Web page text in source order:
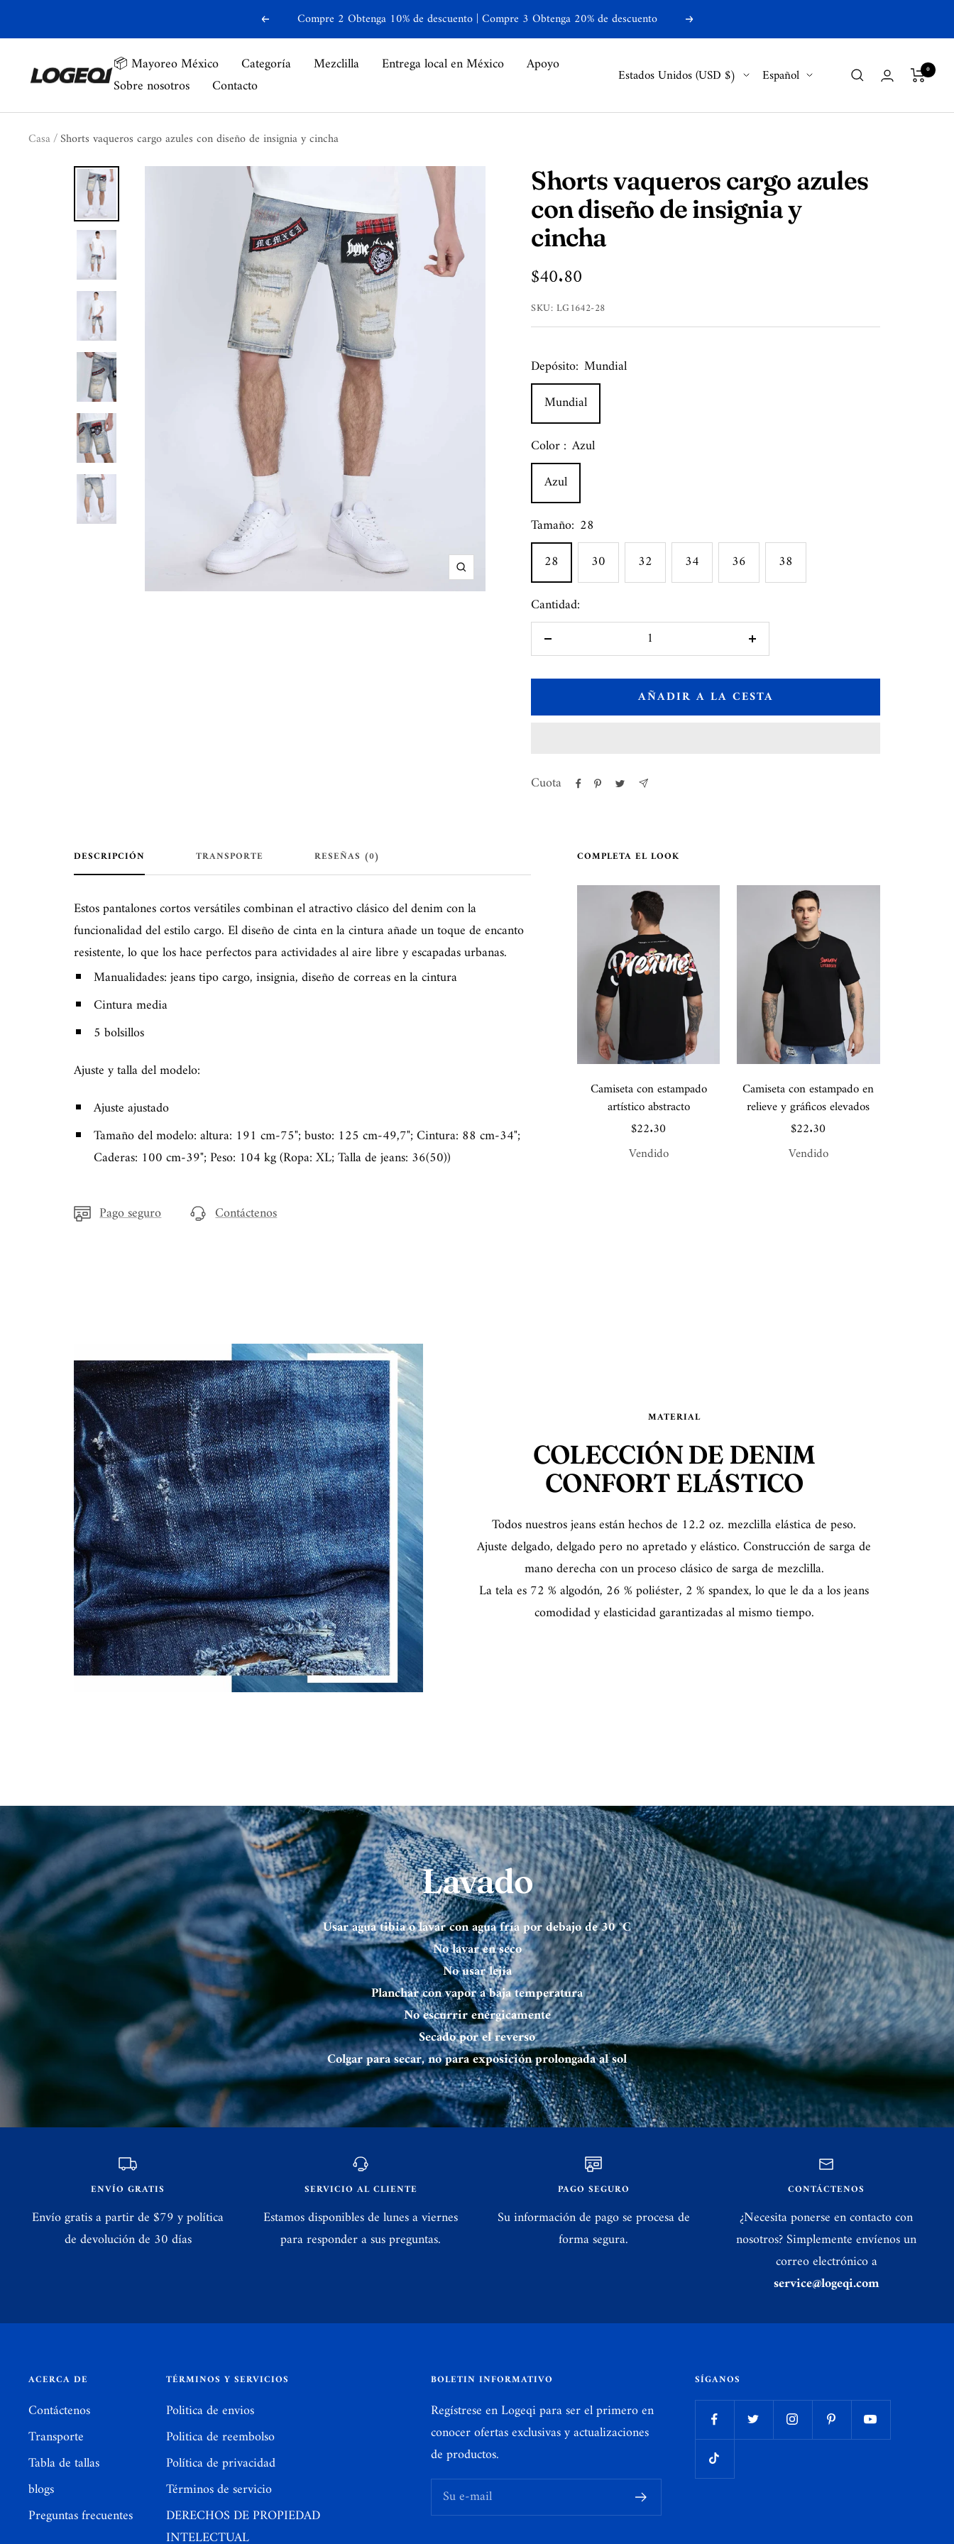
AnteriorCompre 2 Obtenga 10% de descuento | Compre 3 Obtenga 20% de descuento
Próximo
📦 Mayoreo México
Categoría Mezclilla Entrega local en México
Apoyo
Sobre nosotros
Contacto
Logeqi País/región
Estados Unidos (USD $) Idioma
Español 0
Casa Shorts vaqueros cargo azules con diseño de insignia y cincha
Zoom
Shorts vaqueros cargo azules
con diseño de insignia y
cincha
Precio
de
venta
$40.80
SKU: LG1642-28
Depósito: Mundial
Mundial
Color : Azul
Azul
Tamaño: 28
28
30 32 34 36
38
Cantidad:
Aumentar
AÑADIR A LA CESTA
Cuota
DESCRIPCIÓN TRANSPORTE RESEÑAS (0)
Estos pantalones cortos versátiles combinan el atractivo clásico del denim con la
funcionalidad del estilo cargo. El diseño de cinta en la cintura añade un toque de encanto
resistente, lo que los hace perfectos para actividades al aire libre y escapadas urbanas.
Manualidades: jeans tipo cargo, insignia, diseño de correas en la cintura
Cintura media
5 bolsillos
Ajuste y talla del modelo:
Ajuste ajustado
Tamaño del modelo: altura: 191 cm-75"; busto: 125 cm-49,7"; Cintura: 88 cm-34";
Caderas: 100 cm-39"; Peso: 104 kg (Ropa: XL; Talla de jeans: 36(50))
Pago seguro Contáctenos
COMPLETA EL LOOK
Camiseta con estampado
artístico abstracto
Precio
de
$22.30
Vendido
Camiseta con estampado en
relieve y gráficos elevados
Precio
de
$22.30
Vendido
MATERIAL
COLECCIÓN DE DENIM
CONFORT ELÁSTICO
Todos nuestros jeans están hechos de 12.2 oz. mezclilla elástica de peso.
Ajuste delgado, delgado pero no apretado y elástico. Construcción de sarga de
mano derecha con un proceso clásico de sarga de mezclilla.
La tela es 72 % algodón, 26 % poliéster, 2 % spandex, lo que le da a los jeans
comodidad y elasticidad garantizadas al mismo tiempo.
Lavado
Usar agua tibia o lavar con agua fría por debajo de 30 °C
No lavar en seco
No usar lejía
Planchar con vapor a baja temperatura
No escurrir enérgicamente
Secado por el reverso
Colgar para secar, no para exposición prolongada al sol
ENVÍO GRATIS
Envío gratis a partir de $79 y política
de devolución de 30 días
SERVICIO AL CLIENTE
Estamos disponibles de lunes a viernes
para responder a sus preguntas.
PAGO SEGURO
Su información de pago se procesa de
forma segura.
CONTÁCTENOS
¿Necesita ponerse en contacto con
nosotros? Simplemente envíenos un
correo electrónico a
service@logeqi.com
ACERCA DE
Contáctenos
Transporte
Tabla de tallas
blogs
Preguntas frecuentes
TÉRMINOS Y SERVICIOS
Politica de envios
Politica de reembolso
Política de privacidad
Términos de servicio
DERECHOS DE PROPIEDAD
INTELECTUAL
BOLETIN INFORMATIVO
Regístrese en Logeqi para ser el primero en
conocer ofertas exclusivas y actualizaciones
de productos.
Su e-mail
SÍGANOS